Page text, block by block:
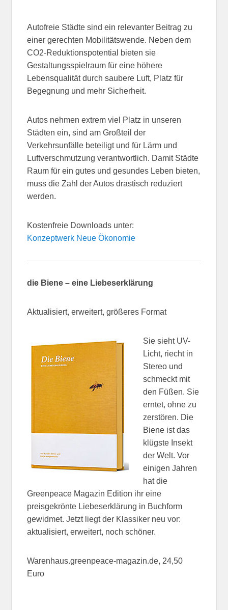
Autofreie Städte sind ein relevanter Beitrag zu
einer gerechten Mobilitätswende. Neben dem
CO2-Reduktionspotential bieten sie
Gestaltungsspielraum für eine höhere
Lebensqualität durch saubere Luft, Platz für
Begegnung und mehr Sicherheit.
Autos nehmen extrem viel Platz in unseren
Städten ein, sind am Großteil der
Verkehrsunfälle beteiligt und für Lärm und
Luftverschmutzung verantwortlich. Damit Städte
Raum für ein gutes und gesundes Leben bieten,
muss die Zahl der Autos drastisch reduziert
werden.
Kostenfreie Downloads unter:
Konzeptwerk Neue Ökonomie
die Biene – eine Liebeserklärung
Aktualisiert, erweitert, größeres Format
Sie sieht UV-
Licht, riecht in
Stereo und
schmeckt mit
den Füßen. Sie
erntet, ohne zu
zerstören. Die
Biene ist das
klügste Insekt
der Welt. Vor
einigen Jahren
hat die
Greenpeace Magazin Edition ihr eine
preisgekrönte Liebeserklärung in Buchform
gewidmet. Jetzt liegt der Klassiker neu vor:
aktualisiert, erweitert, noch schöner.
Warenhaus.greenpeace-magazin.de, 24,50
Euro